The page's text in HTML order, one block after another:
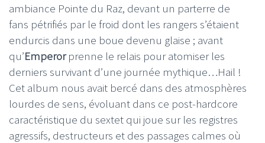
ambiance Pointe du Raz, devant un parterre de
fans pétrifiés par le froid dont les rangers s’étaient
endurcis dans une boue devenu glaise ; avant
qu’Emperorprenne le relais pour atomiser les
derniers survivant d’une journée mythique…Hail !
Cet album nous avait bercé dans des atmosphères
lourdes de sens, évoluant dans ce post-hardcore
caractéristique du sextet qui joue sur les registres
agressifs, destructeurs et des passages calmes où